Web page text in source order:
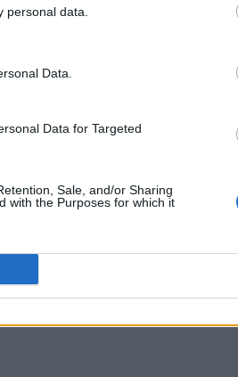
adicional de su información
de la IAB.
personal data.
Data.
Data for Targeted
Sale, and/or Sharing
with the Purposes for which it
los PNJ
que el parámetro que
se dice que esto es